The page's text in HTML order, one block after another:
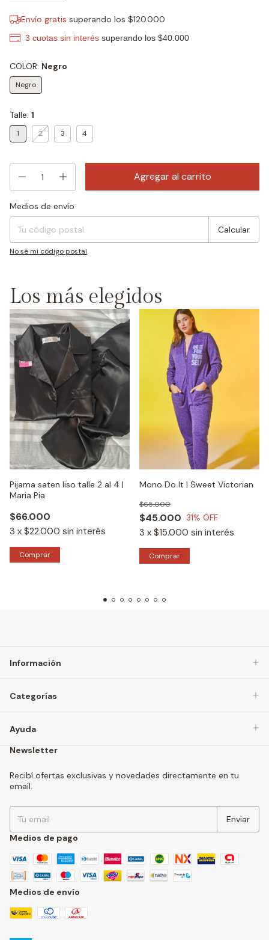
Envío gratis superando los $120.000
COLOR: Negro
Negro
Talle: 1
1 2 3 4
Entregas para el CP:
Medios de envío
Calcular
No sé mi código postal
Los más elegidos
Pijama saten liso talle 2 al 4 |
Maria Pia
$66.000
3 x $22.000 sin interés
Comprar
Mono Do It | Sweet Victorian
$45.000
$65.000
31% OFF
3 x $15.000 sin interés
Comprar
Información
Categorías
Ayuda
Newsletter
Recibí ofertas exclusivas y novedades directamente en tu
email.
Medios de pago
Medios de envío